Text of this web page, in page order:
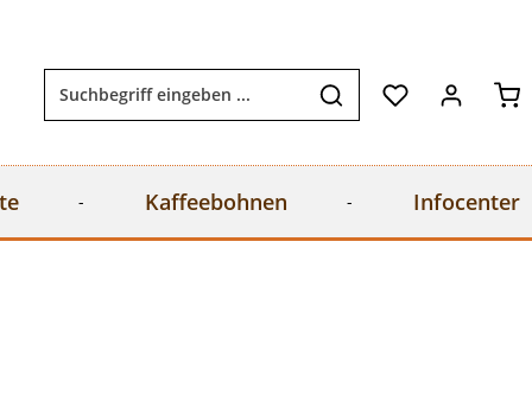
Kaffeebohnen Infocenter